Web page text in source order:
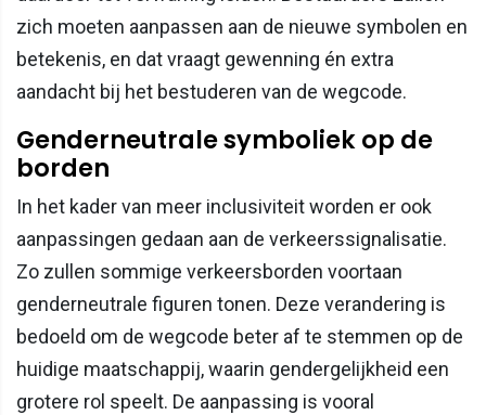
zich moeten aanpassen aan de nieuwe symbolen en
betekenis, en dat vraagt gewenning én extra
aandacht bij het bestuderen van de wegcode.
Genderneutrale symboliek op de
borden
In het kader van meer inclusiviteit worden er ook
aanpassingen gedaan aan de verkeerssignalisatie.
Zo zullen sommige verkeersborden voortaan
genderneutrale figuren tonen. Deze verandering is
bedoeld om de wegcode beter af te stemmen op de
huidige maatschappij, waarin gendergelijkheid een
grotere rol speelt. De aanpassing is vooral